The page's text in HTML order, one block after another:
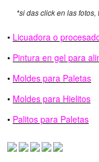
*si das click en las
• Licuadora o
• Pintura en gel para
• Moldes para Paletas
• Moldes para Hielitos
• Palitos para Paletas